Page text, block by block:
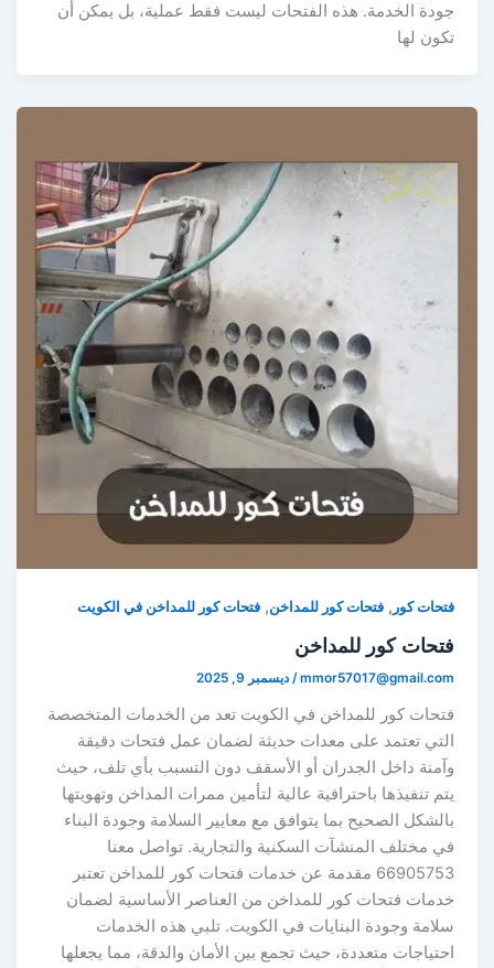
الخدمة. هذه الفتحات ليست فقط عملية، بل يمكن أن
لها
كور,فتحات كور للمداخن,فتحات كور للمداخن في الكويت
كور للمداخن
/ديسمبر 9, 2025
كور للمداخن في الكويت تعد من الخدمات المتخصصة
تعتمد على معدات حديثة لضمان عمل فتحات دقيقة
داخل الجدران أو الأسقف دون التسبب بأي تلف، حيث
تنفيذها باحترافية عالية لتأمين ممرات المداخن وتهويتها
الصحيح بما يتوافق مع معايير السلامة وجودة البناء
مختلف المنشآت السكنية والتجارية. تواصل معنا
66905753 مقدمة عن خدمات فتحات كور للمداخن تعتبر
فتحات كور للمداخن من العناصر الأساسية لضمان
وجودة البنايات في الكويت. تلبي هذه الخدمات
متعددة، حيث تجمع بين الأمان والدقة، مما يجعلها